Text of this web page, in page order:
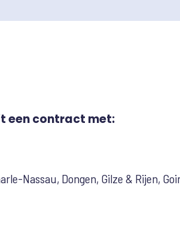
een contract met:
Nassau, Dongen, Gilze & Rijen,